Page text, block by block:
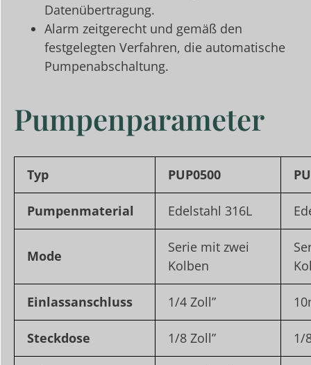
Datenübertragung.
Alarm zeitgerecht und gemäß den
festgelegten Verfahren, die automatische
Pumpenabschaltung.
Pumpenparameter
Typ PUP0500
Pumpenmaterial Edelstahl 316L
Mode
Serie mit zwei
Kolben
Einlassanschluss 1/4 Zoll”
Steckdose 1/8 Zoll” 1/